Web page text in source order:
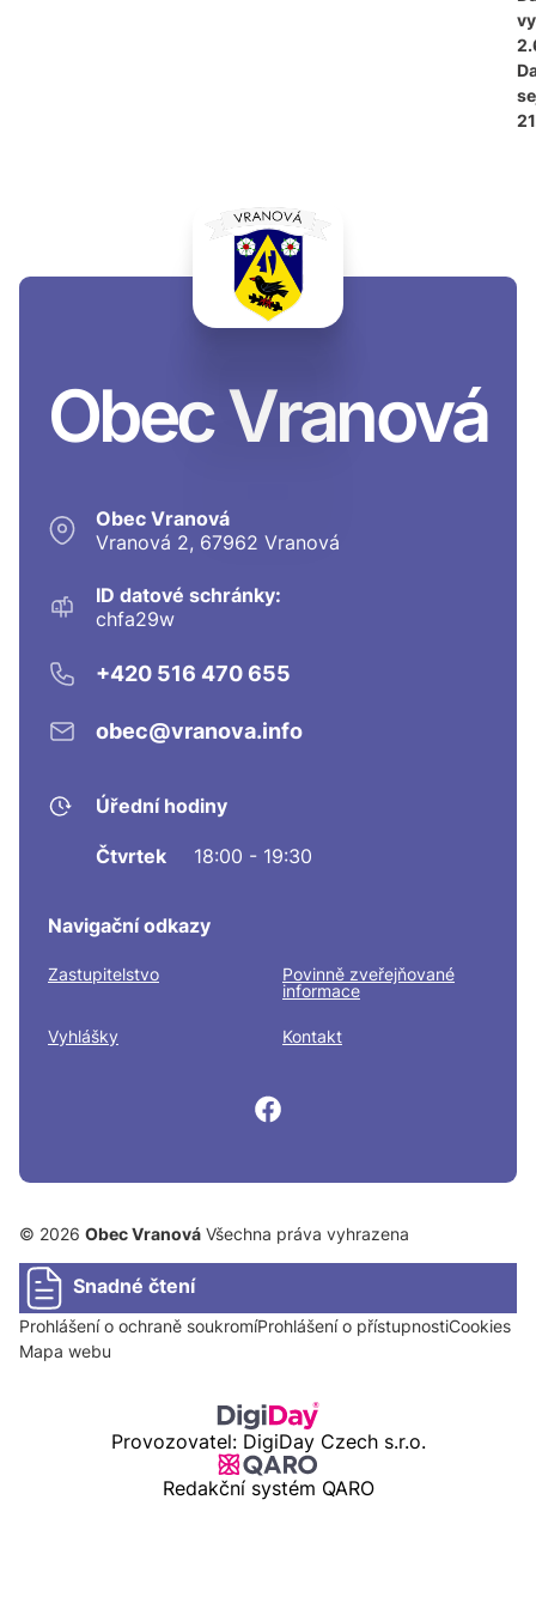
Obec Vranová
Obec Vranová
Vranová 2, 67962 Vranová
ID datové schránky:
chfa29w
+420 516 470 655
obec@vranova.info
Úřední hodiny
Čtvrtek 18:00 - 19:30
Navigační odkazy
Zastupitelstvo
Povinně zveřejňované
informace
Vyhlášky Kontakt
© 2026 Obec Vranová Všechna práva vyhrazena
Snadné čtení
Prohlášení o ochraně soukromíProhlášení o přístupnostiCookies
Mapa webu
Provozovatel: DigiDay Czech s.r.o.
Redakční systém QARO